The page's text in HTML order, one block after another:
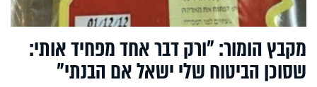
מקבץ הומור: "ורק דבר אחד מפחיד אותי:
שסוכן הביטוח שלי ישאל אם הבנתי"